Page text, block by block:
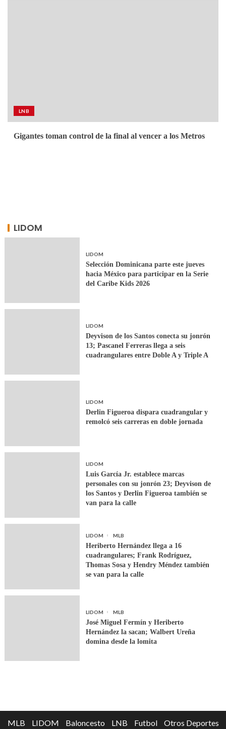
LNB
Gigantes toman control de la final al vencer a los Metros
LIDOM
LIDOM
Selección Dominicana parte este jueves
hacia México para participar en la Serie
del Caribe Kids 2026
LIDOM
Deyvison de los Santos conecta su jonrón
13; Pascanel Ferreras llega a seis
cuadrangulares entre Doble A y Triple A
LIDOM
Derlin Figueroa dispara cuadrangular y
remolcó seis carreras en doble jornada
LIDOM
Luis García Jr. establece marcas
personales con su jonrón 23; Deyvison de
los Santos y Derlin Figueroa también se
van para la calle
LIDOM MLB
Heriberto Hernández llega a 16
cuadrangulares; Frank Rodríguez,
Thomas Sosa y Hendry Méndez también
se van para la calle
LIDOM MLB
José Miguel Fermín y Heriberto
Hernández la sacan; Walbert Ureña
domina desde la lomita
MLB LIDOM Baloncesto LNB Futbol Otros Deportes